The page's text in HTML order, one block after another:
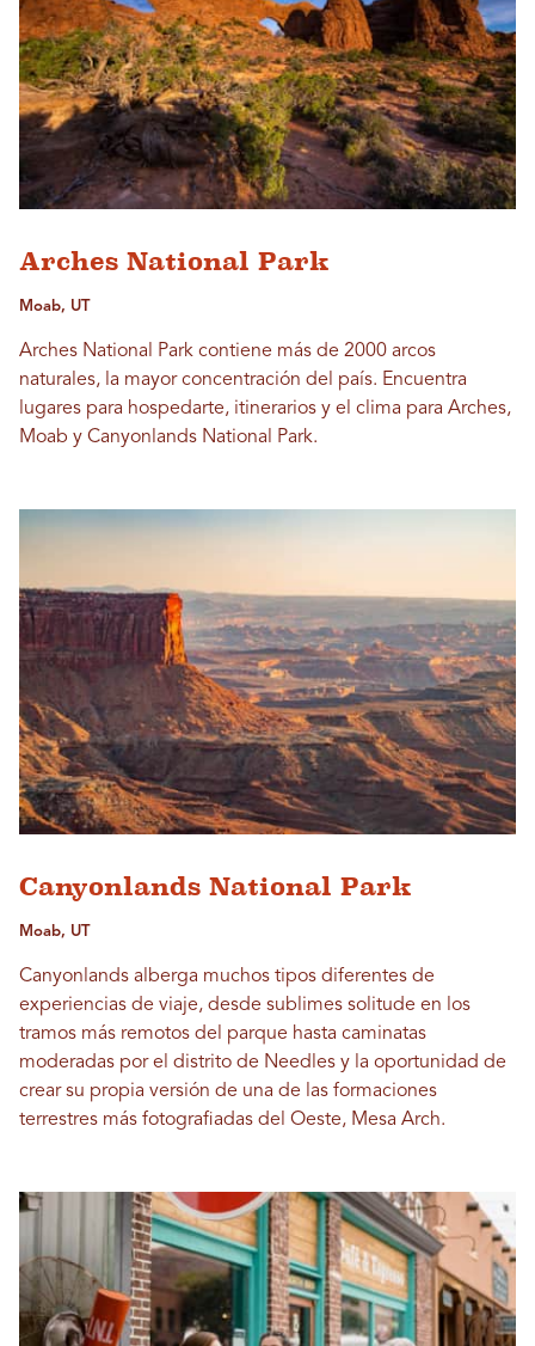
Arches National Park
Moab, UT
Arches National Park contiene más de 2000 arcos
naturales, la mayor concentración del país. Encuentra
lugares para hospedarte, itinerarios y el clima para Arches,
Moab y Canyonlands National Park.
Canyonlands National Park
Moab, UT
Canyonlands alberga muchos tipos diferentes de
experiencias de viaje, desde sublimes solitude en los
tramos más remotos del parque hasta caminatas
moderadas por el distrito de Needles y la oportunidad de
crear su propia versión de una de las formaciones
terrestres más fotografiadas del Oeste, Mesa Arch.